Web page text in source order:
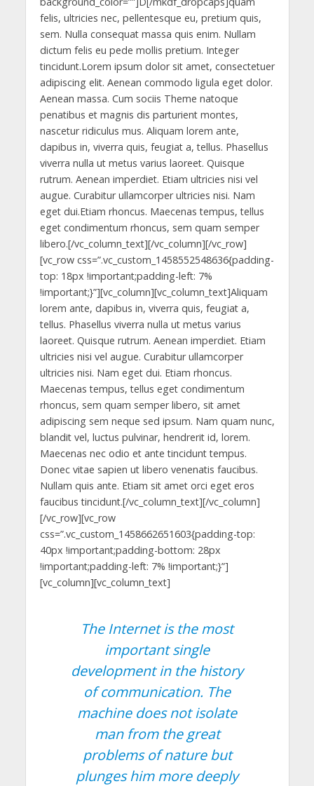
A
p
p
o
o
k
a
m
n
g
er
dI
n
felis, ultricies nec, pellentesque eu, pretium quis,
sem. Nulla consequat massa quis enim. Nullam
dictum felis eu pede mollis pretium. Integer
tincidunt.Lorem ipsum dolor sit amet, consectetuer
adipiscing elit. Aenean commodo ligula eget dolor.
Aenean massa. Cum sociis Theme natoque
penatibus et magnis dis parturient montes,
nascetur ridiculus mus. Aliquam lorem ante,
dapibus in, viverra quis, feugiat a, tellus. Phasellus
viverra nulla ut metus varius laoreet. Quisque
rutrum. Aenean imperdiet. Etiam ultricies nisi vel
augue. Curabitur ullamcorper ultricies nisi. Nam
eget dui.Etiam rhoncus. Maecenas tempus, tellus
eget condimentum rhoncus, sem quam semper
libero.[/vc_column_text][/vc_column][/vc_row]
[vc_row css=”.vc_custom_1458552548636{padding-
top: 18px !important;padding-left: 7%
!important;}”][vc_column][vc_column_text]Aliquam
lorem ante, dapibus in, viverra quis, feugiat a,
tellus. Phasellus viverra nulla ut metus varius
laoreet. Quisque rutrum. Aenean imperdiet. Etiam
ultricies nisi vel augue. Curabitur ullamcorper
ultricies nisi. Nam eget dui. Etiam rhoncus.
Maecenas tempus, tellus eget condimentum
rhoncus, sem quam semper libero, sit amet
adipiscing sem neque sed ipsum. Nam quam nunc,
blandit vel, luctus pulvinar, hendrerit id, lorem.
Maecenas nec odio et ante tincidunt tempus.
Donec vitae sapien ut libero venenatis faucibus.
Nullam quis ante. Etiam sit amet orci eget eros
faucibus tincidunt.[/vc_column_text][/vc_column]
[/vc_row][vc_row
css=”.vc_custom_1458662651603{padding-top:
40px !important;padding-bottom: 28px
!important;padding-left: 7% !important;}”]
[vc_column][vc_column_text]
The Internet is the most
important single
development in the history
of communication. The
machine does not isolate
man from the great
problems of nature but
plunges him more deeply